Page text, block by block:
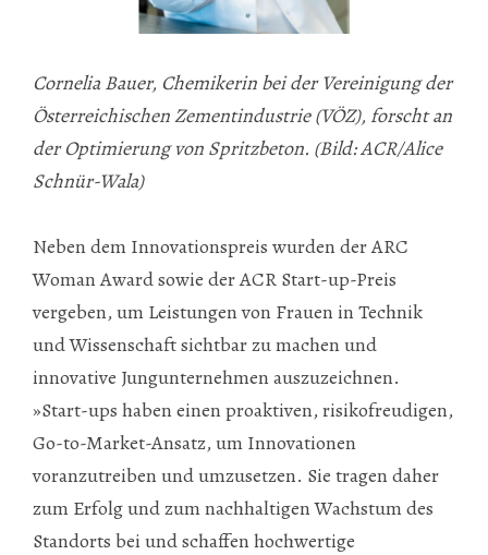
Cornelia Bauer, Chemikerin bei der Vereinigung der
Österreichischen Zementindustrie (VÖZ), forscht an
der Optimierung von Spritzbeton. (Bild: ACR/Alice
Schnür-Wala)
Neben dem Innovationspreis wurden der ARC
Woman Award sowie der ACR Start-up-Preis
vergeben, um Leistungen von Frauen in Technik
und Wissenschaft sichtbar zu machen und
innovative Jungunternehmen auszuzeichnen.
»Start-ups haben einen proaktiven, risikofreudigen,
Go-to-Market-Ansatz, um Innovationen
voranzutreiben und umzusetzen. Sie tragen daher
zum Erfolg und zum nachhaltigen Wachstum des
Standorts bei und schaffen hochwertige